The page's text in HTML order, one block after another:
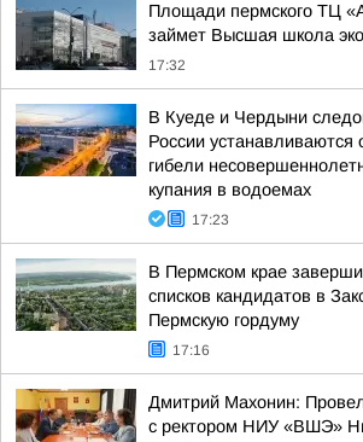
Площади пермского ТЦ
займет Высшая школа
17:32
В Куеде и Чердыни
России устанавливаются
гибели
купания в водоемах
17:23
В Пермском крае
списков кандидатов в
Пермскую гордуму
17:16
Дмитрий Махонин:
с ректором НИУ «ВШЭ»